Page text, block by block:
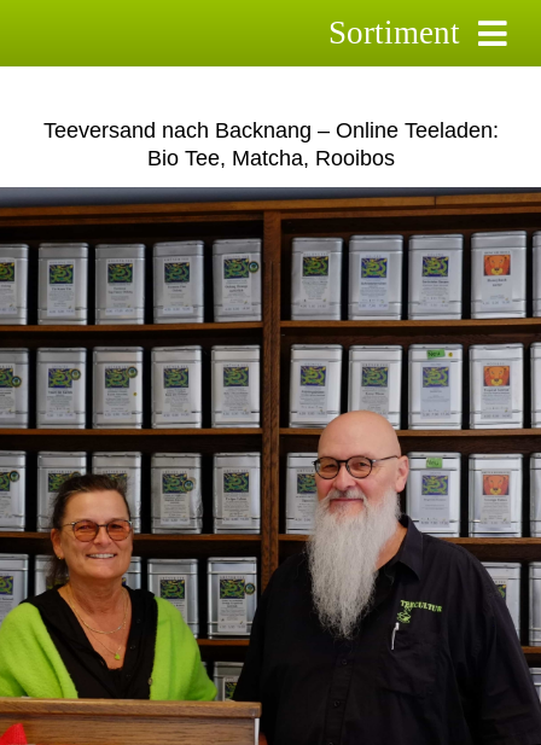
Sortiment
Grüntee
Rooibostee
Kräutertee
Früchtetee
Saison-Tee`s
Aktionstee
Pyramidenbeutel
Zubehör
Teeversand nach Backnang – Online Teeladen:
Bio Tee, Matcha, Rooibos